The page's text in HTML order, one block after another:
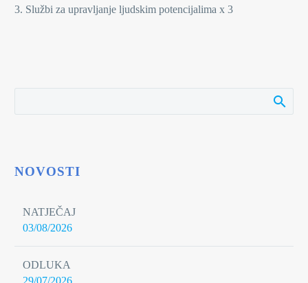
3. Službi za upravljanje ljudskim potencijalima x 3
NOVOSTI
NATJEČAJ
03/08/2026
ODLUKA
29/07/2026